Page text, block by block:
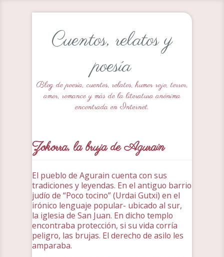
Cuentos, relatos y
poesía
Blog de poesía, cuentos, relatos, humor rojo, terror,
amor, romance y más de la literatura anónima
encontrada en Internet.
Zokorra, la bruja de Agurain
El pueblo de Agurain cuenta con sus
tradiciones y leyendas. En el antiguo barrio
judío de “Poco tocino” (Urdai Gutxi) en el
irónico lenguaje popular- ubicado al sur,
la iglesia de San Juan. En dicho templo
encontraba protección, si su vida corría
peligro, las brujas. El derecho de asilo les
amparaba.